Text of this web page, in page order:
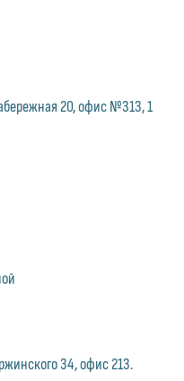
20, офис №313, 1
34, офис 213.